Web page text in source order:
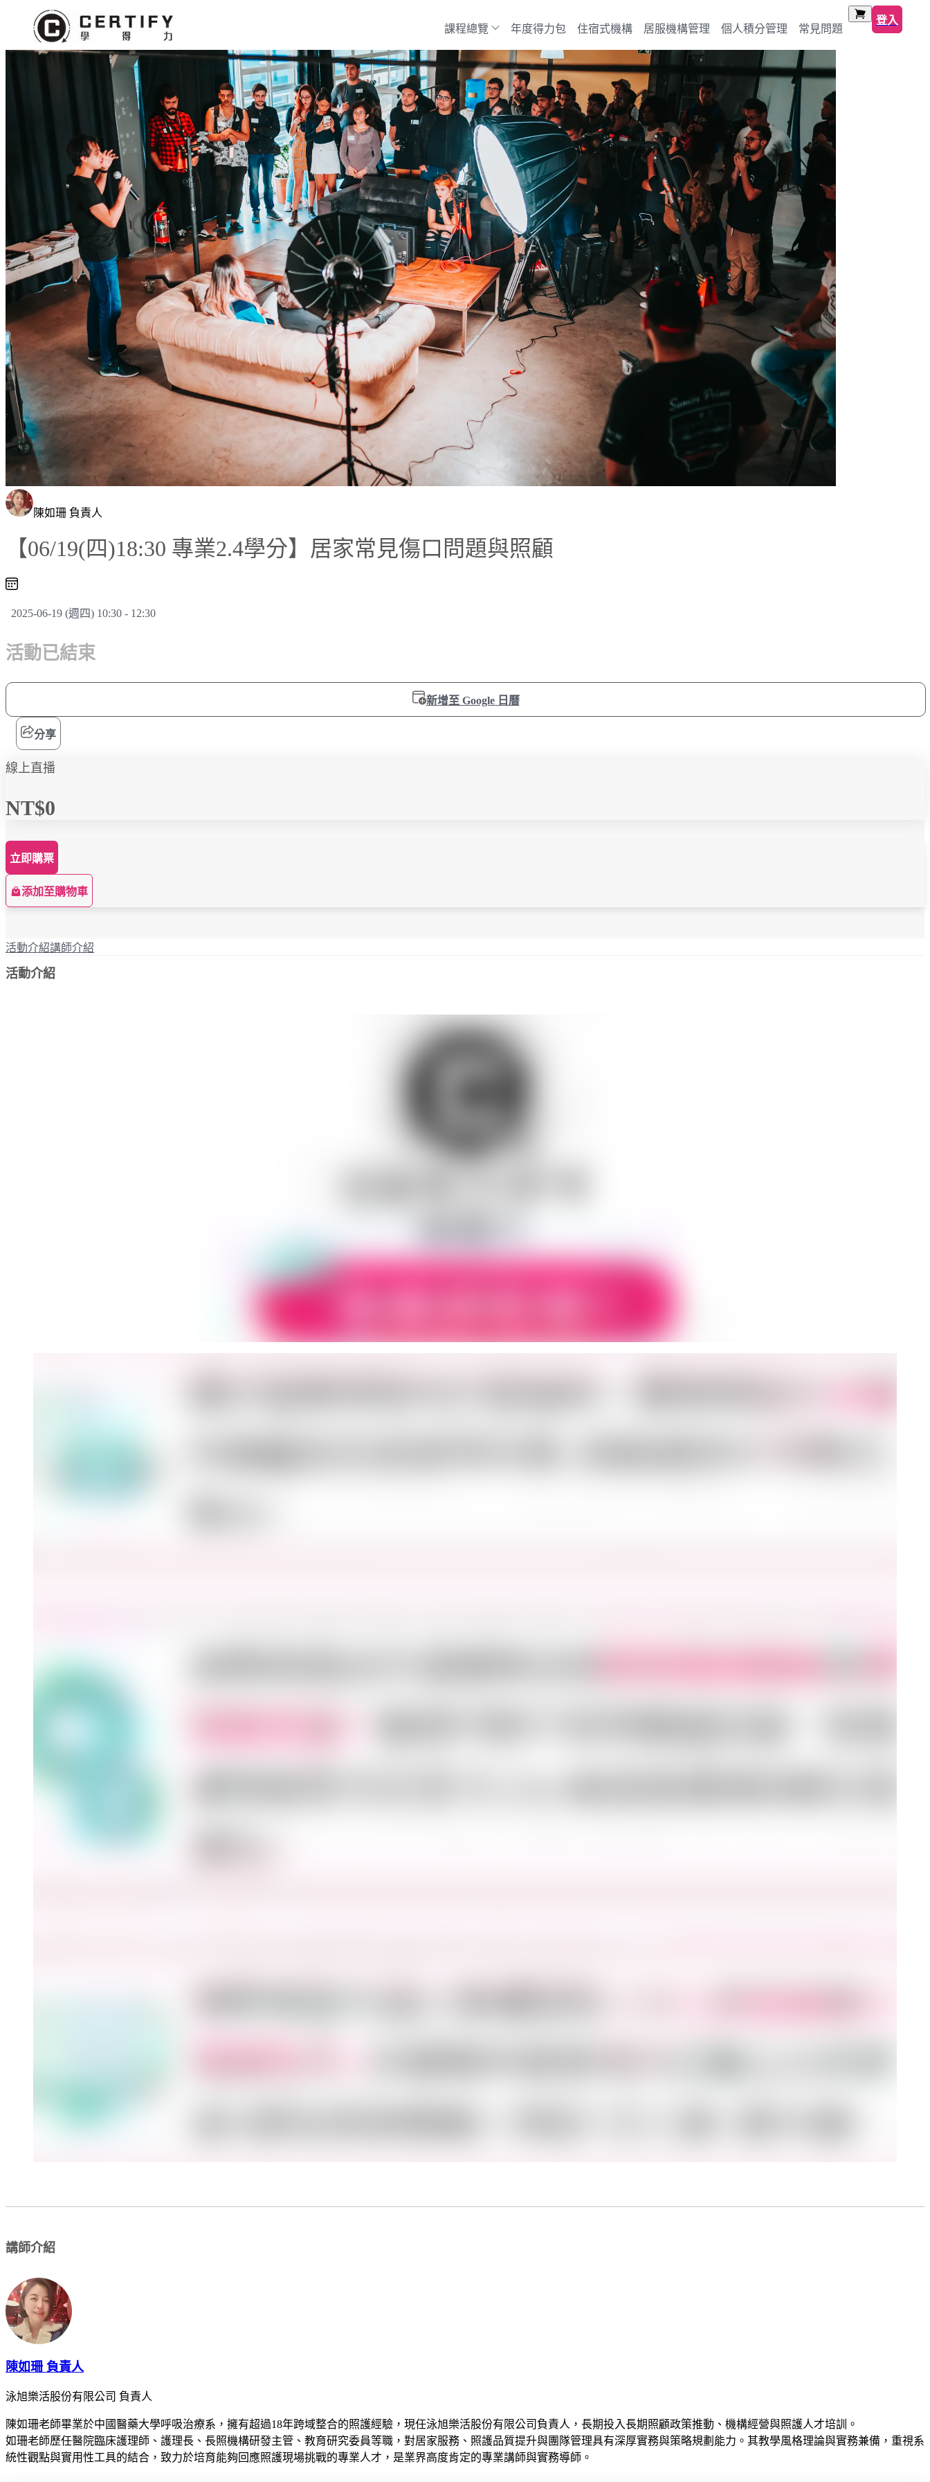
課程總覽 年度得力包 住宿式機構 居服機構管理 個人積分管理 常見問題
登入
陳如珊 負責人
【06/19(四)18:30 專業2.4學分】居家常見傷口問題與照顧
2025-06-19 (週四) 10:30 - 12:30
活動已結束
新增至 Google 日曆
分享
線上直播
NT$0
立即購票
添加至購物車
活動介紹講師介紹
活動介紹
講師介紹
陳如珊 負責人
泳旭樂活股份有限公司 負責人
陳如珊老師畢業於中國醫藥大學呼吸治療系，擁有超過18年跨域整合的照護經驗，現任泳旭樂活股份有限公司負責人，長期投入長期照顧政策推動、機構經營與照護人才培訓。
如珊老師歷任醫院臨床護理師、護理長、長照機構研發主管、教育研究委員等職，對居家服務、照護品質提升與團隊管理具有深厚實務與策略規劃能力。其教學風格理論與實務兼備，重視系
統性觀點與實用性工具的結合，致力於培育能夠回應照護現場挑戰的專業人才，是業界高度肯定的專業講師與實務導師。